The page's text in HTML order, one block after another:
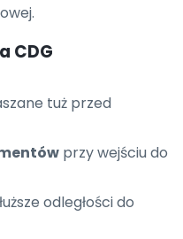
CDG
tuż przed
przy wejściu do
odległości do